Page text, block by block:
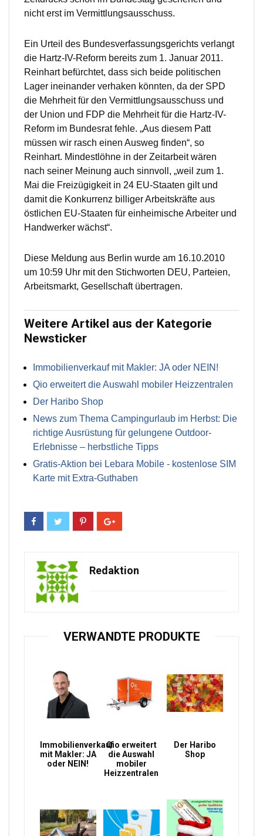
nicht erst im Vermittlungsausschuss.
Ein Urteil des Bundesverfassungsgerichts verlangt
die Hartz-IV-Reform bereits zum 1. Januar 2011.
Reinhart befürchtet, dass sich beide politischen
Lager ineinander verhaken könnten, da der SPD
die Mehrheit für den Vermittlungsausschuss und
der Union und FDP die Mehrheit für die Hartz-IV-
Reform im Bundesrat fehle. „Aus diesem Patt
müssen wir rasch einen Ausweg finden“, so
Reinhart. Mindestlöhne in der Zeitarbeit wären
nach seiner Meinung auch sinnvoll, „weil zum 1.
Mai die Freizügigkeit in 24 EU-Staaten gilt und
damit die Konkurrenz billiger Arbeitskräfte aus
östlichen EU-Staaten für einheimische Arbeiter und
Handwerker wächst“.
Diese Meldung aus Berlin wurde am 16.10.2010
um 10:59 Uhr mit den Stichworten DEU, Parteien,
Arbeitsmarkt, Gesellschaft übertragen.
Weitere Artikel aus der Kategorie
Newsticker
Immobilienverkauf mit Makler: JA oder NEIN!
Qio erweitert die Auswahl mobiler Heizzentralen
Der Haribo Shop
News zum Thema Campingurlaub im Herbst: Die
richtige Ausrüstung für gelungene Outdoor-
Erlebnisse – herbstliche Tipps
Gratis-Aktion bei Lebara Mobile - kostenlose SIM
Karte mit Extra-Guthaben
Redaktion
VERWANDTE PRODUKTE
Immobilienverkauf
mit Makler: JA
oder NEIN!
Qio erweitert
die Auswahl
mobiler
Heizzentralen
Der Haribo
Shop